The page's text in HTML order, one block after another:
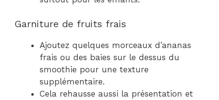
Garniture de fruits frais
Ajoutez quelques morceaux d’ananas
frais ou des baies sur le dessus du
smoothie pour une texture
supplémentaire.
Cela rehausse aussi la présentation et